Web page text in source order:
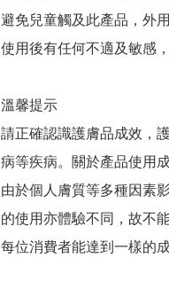
避免兒童觸及此產品，外
使用後有任何不適及敏感
溫馨提示
請正確認識護膚品成效，
病等疾病。關於產品使用成
由於個人膚質等多種因素
的使用亦體驗不同，故不
每位消費者能達到一樣的成